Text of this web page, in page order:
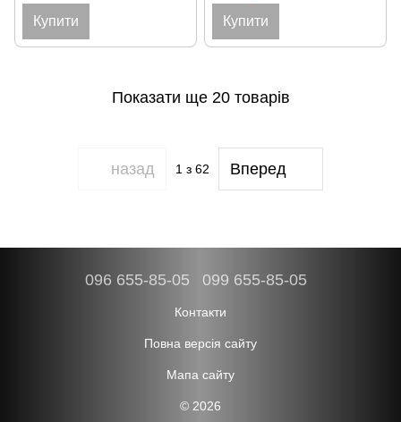
Купити Купити
Показати ще 20 товарів
назад 1 з 62 Вперед
096 655-85-05 099 655-85-05
Контакти
Повна версія сайту
Мапа сайту
© 2026